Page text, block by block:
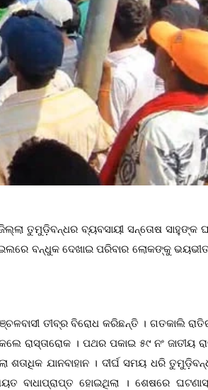
ତୁମୁଡ଼ିବନ୍ଧର ବ୍ୟବସାୟୀ ସନ୍ତୋଷ ସାହୁଙ୍କ
ବନ୍ଧୁକ ଦେଖାଇ ପରିବାର ଲୋକଙ୍କୁ
ତୀବ୍ର ବିରୋଧ କରିଛନ୍ତି । ଗତକାଲି
। ପଥର ପକାଇ ୫୯ ନଂ ଜାତୀୟ
ଯାନବାହାନ । ଦୀର୍ଘ ସମୟ ଧରି
ବାଧାପ୍ରାପ୍ତ ହୋଇଥିଲା । ଶେଷରେ